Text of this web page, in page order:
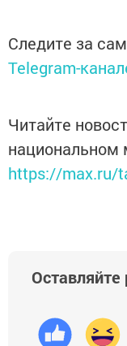
Следите за
Telegram-
Читайте
https://max.ru/
Оставляйте